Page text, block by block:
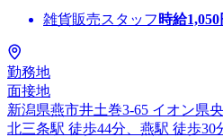
雑貨販売スタッフ 時給1,050
勤務地
面接地
新潟県燕市井土巻3-65 イオン県
北三条駅 徒歩44分、燕駅 徒歩30